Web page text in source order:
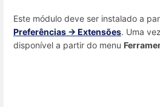
Este módulo deve ser instalado a
Preferências -> Extensões. Uma
disponível a partir do menu